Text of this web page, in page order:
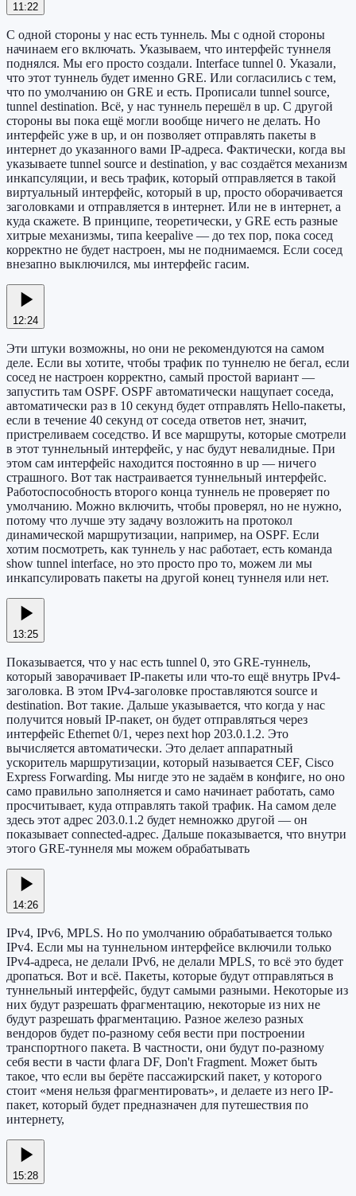
11:22
С одной стороны у нас есть туннель. Мы с одной стороны
начинаем его включать. Указываем, что интерфейс туннеля
поднялся. Мы его просто создали. Interface tunnel 0. Указали,
что этот туннель будет именно GRE. Или согласились с тем,
что по умолчанию он GRE и есть. Прописали tunnel source,
tunnel destination. Всё, у нас туннель перешёл в up. С другой
стороны вы пока ещё могли вообще ничего не делать. Но
интерфейс уже в up, и он позволяет отправлять пакеты в
интернет до указанного вами IP-адреса. Фактически, когда вы
указываете tunnel source и destination, у вас создаётся механизм
инкапсуляции, и весь трафик, который отправляется в такой
виртуальный интерфейс, который в up, просто оборачивается
заголовками и отправляется в интернет. Или не в интернет, а
куда скажете. В принципе, теоретически, у GRE есть разные
хитрые механизмы, типа keepalive — до тех пор, пока сосед
корректно не будет настроен, мы не поднимаемся. Если сосед
внезапно выключился, мы интерфейс гасим.
12:24
Эти штуки возможны, но они не рекомендуются на самом
деле. Если вы хотите, чтобы трафик по туннелю не бегал, если
сосед не настроен корректно, самый простой вариант —
запустить там OSPF. OSPF автоматически нащупает соседа,
автоматически раз в 10 секунд будет отправлять Hello-пакеты,
если в течение 40 секунд от соседа ответов нет, значит,
пристреливаем соседство. И все маршруты, которые смотрели
в этот туннельный интерфейс, у нас будут невалидные. При
этом сам интерфейс находится постоянно в up — ничего
страшного. Вот так настраивается туннельный интерфейс.
Работоспособность второго конца туннель не проверяет по
умолчанию. Можно включить, чтобы проверял, но не нужно,
потому что лучше эту задачу возложить на протокол
динамической маршрутизации, например, на OSPF. Если
хотим посмотреть, как туннель у нас работает, есть команда
show tunnel interface, но это просто про то, можем ли мы
инкапсулировать пакеты на другой конец туннеля или нет.
13:25
Показывается, что у нас есть tunnel 0, это GRE-туннель,
который заворачивает IP-пакеты или что-то ещё внутрь IPv4-
заголовка. В этом IPv4-заголовке проставляются source и
destination. Вот такие. Дальше указывается, что когда у нас
получится новый IP-пакет, он будет отправляться через
интерфейс Ethernet 0/1, через next hop 203.0.1.2. Это
вычисляется автоматически. Это делает аппаратный
ускоритель маршрутизации, который называется CEF, Cisco
Express Forwarding. Мы нигде это не задаём в конфиге, но оно
само правильно заполняется и само начинает работать, само
просчитывает, куда отправлять такой трафик. На самом деле
здесь этот адрес 203.0.1.2 будет немножко другой — он
показывает connected-адрес. Дальше показывается, что внутри
этого GRE-туннеля мы можем обрабатывать
14:26
IPv4, IPv6, MPLS. Но по умолчанию обрабатывается только
IPv4. Если мы на туннельном интерфейсе включили только
IPv4-адреса, не делали IPv6, не делали MPLS, то всё это будет
дропаться. Вот и всё. Пакеты, которые будут отправляться в
туннельный интерфейс, будут самыми разными. Некоторые из
них будут разрешать фрагментацию, некоторые из них не
будут разрешать фрагментацию. Разное железо разных
вендоров будет по-разному себя вести при построении
транспортного пакета. В частности, они будут по-разному
себя вести в части флага DF, Don't Fragment. Может быть
такое, что если вы берёте пассажирский пакет, у которого
стоит «меня нельзя фрагментировать», и делаете из него IP-
пакет, который будет предназначен для путешествия по
интернету,
15:28